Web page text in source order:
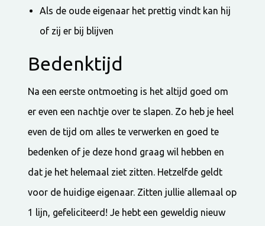
Als de oude eigenaar het prettig vindt kan hij
of zij er bij blijven
Bedenktijd
Na een eerste ontmoeting is het altijd goed om
er even een nachtje over te slapen. Zo heb je heel
even de tijd om alles te verwerken en goed te
bedenken of je deze hond graag wil hebben en
dat je het helemaal ziet zitten. Hetzelfde geldt
voor de huidige eigenaar. Zitten jullie allemaal op
1 lijn, gefeliciteerd! Je hebt een geweldig nieuw